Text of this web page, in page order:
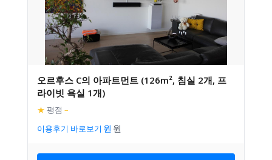
오르후스 C의 아파트먼트 (126m², 침실 2개, 프
라이빗 욕실 1개)
★ 평점 –
이용후기 바로보기